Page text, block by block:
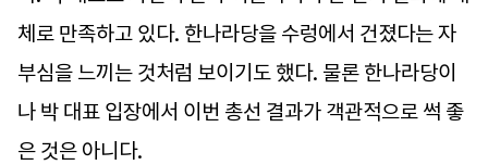
체로 만족하고 있다. 한나라당을 수렁에서 건졌다는 자
부심을 느끼는 것처럼 보이기도 했다. 물론 한나라당이
나 박 대표 입장에서 이번 총선 결과가 객관적으로 썩 좋
은 것은 아니다.